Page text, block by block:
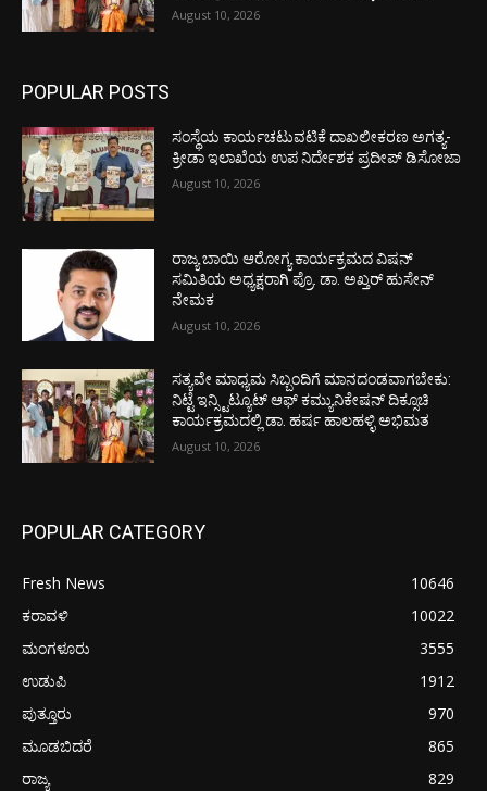
August 10, 2026
POPULAR POSTS
ಸಂಸ್ಥೆಯ ಕಾರ್ಯಚಟುವಟಿಕೆ ದಾಖಲೀಕರಣ ಅಗತ್ಯ-
ಕ್ರೀಡಾ ಇಲಾಖೆಯ ಉಪ ನಿರ್ದೇಶಕ ಪ್ರದೀಪ್ ಡಿಸೋಜಾ
August 10, 2026
ರಾಜ್ಯ ಬಾಯಿ ಆರೋಗ್ಯ ಕಾರ್ಯಕ್ರಮದ ವಿಷನ್
ಸಮಿತಿಯ ಅಧ್ಯಕ್ಷರಾಗಿ ಪ್ರೊ. ಡಾ. ಅಖ್ತರ್ ಹುಸೇನ್
ನೇಮಕ
August 10, 2026
ಸತ್ಯವೇ ಮಾಧ್ಯಮ ಸಿಬ್ಬಂದಿಗೆ ಮಾನದಂಡವಾಗಬೇಕು:
ನಿಟ್ಟೆ ಇನ್ಸ್ಟಿಟ್ಯೂಟ್ ಆಫ್ ಕಮ್ಯುನಿಕೇಷನ್ ದಿಕ್ಸೂಚಿ
ಕಾರ್ಯಕ್ರಮದಲ್ಲಿ ಡಾ. ಹರ್ಷ ಹಾಲಹಳ್ಳಿ ಅಭಿಮತ
August 10, 2026
POPULAR CATEGORY
Fresh News
10646
ಕರಾವಳಿ
10022
ಮಂಗಳೂರು
3555
ಉಡುಪಿ
1912
ಪುತ್ತೂರು
970
ಮೂಡಬಿದರೆ
865
ರಾಜ್ಯ
829